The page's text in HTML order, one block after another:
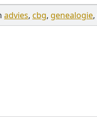
advies, cbg, genealogie,